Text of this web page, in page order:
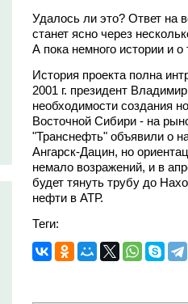
Удалось ли это? Ответ на
станет ясно через
А пока немного истории и
История проекта полна
2001 г. президент
необходимости создания
Восточной Сибири - на
"Транснефть" объявили о
Ангарск-Дацин, но
немало возражений, и в
будет тянуть трубу до
нефти в АТР.
Теги: